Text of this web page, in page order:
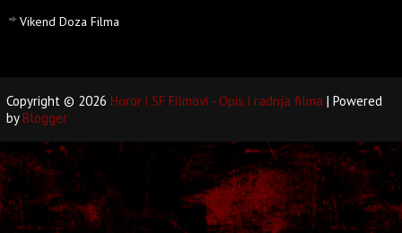
Vikend Doza Filma
Copyright © 2026 Horor i SF Filmovi - Opis i radnja filma | Powered
byBlogger